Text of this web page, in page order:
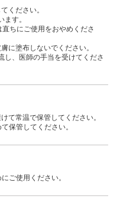
ください。
す。
ちにご使用をおやめくださ
に塗布しないでください。
、医師の手当を受けてくださ
て常温で保管してください。
保管してください。
ご使用ください。